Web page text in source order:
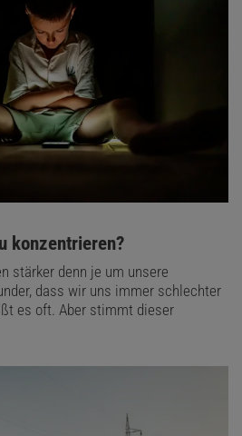
konzentrieren?
stärker denn je um unsere
dass wir uns immer schlechter
es oft. Aber stimmt dieser